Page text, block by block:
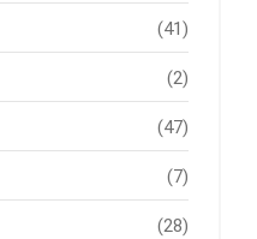
(41)
(2)
(47)
(7)
(28)